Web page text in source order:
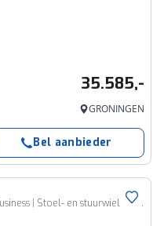
35.585,-
GRONINGEN
Bel aanbieder
CUPRA 1.5 TSI e-Hybrid 204pk PHEV Business | Stoel- en stuurwiel verwarming | Adapt. Cruise | FACELIFT | 1/2 leer | Fabrieksgarantie t/m 05-2029 |